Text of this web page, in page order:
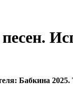
Бабкина